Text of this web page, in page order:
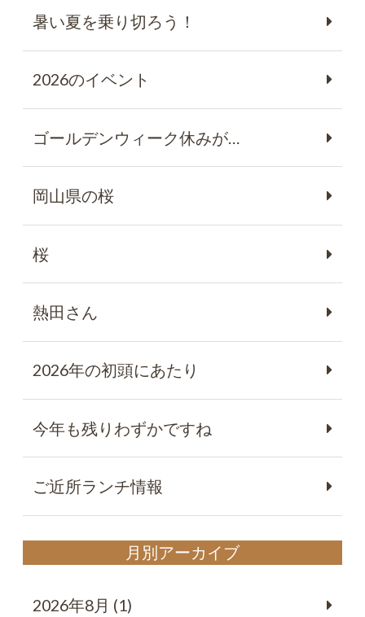
暑い夏を乗り切ろう！
2026のイベント
ゴールデンウィーク休みが…
岡山県の桜
桜
熱田さん
2026年の初頭にあたり
今年も残りわずかですね
ご近所ランチ情報
月別アーカイブ
2026年8月 (1)